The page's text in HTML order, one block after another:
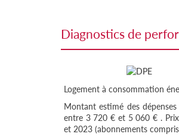
diagnostics de
Logement à consommation
Montant estimé des
entre 3 720 € et 5 060 € . Prix
et 2023 (abonnements